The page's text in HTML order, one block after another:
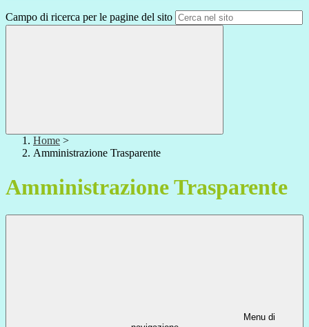
Campo di ricerca per le pagine del sito
Home >
Amministrazione Trasparente
Amministrazione Trasparente
Menu di